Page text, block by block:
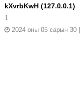
kXvrbKwH (127.0.0.1)
1
2024 оны 05 сарын 30